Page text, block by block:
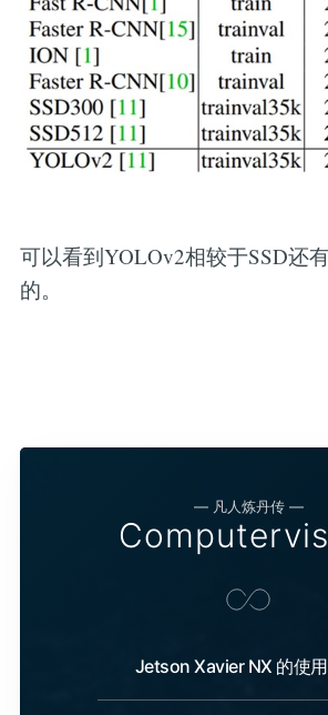
可以看到YOLOv2相较于SSD还
的。
— 凡人炼丹传 —
Jetson Xavier NX 的使